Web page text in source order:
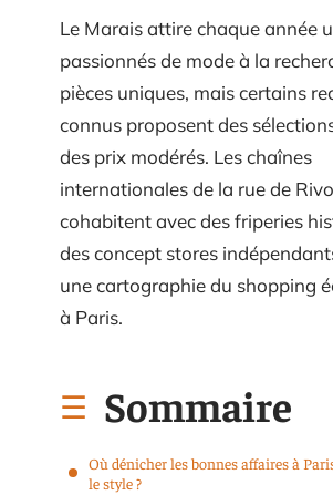
Le Marais attire chaque année
passionnés de mode à la
pièces uniques, mais certains
connus proposent des
des prix modérés. Les chaînes
internationales de la rue de
cohabitent avec des friperies
des concept stores
une cartographie du shopping
à Paris.
Sommaire
Où dénicher les bonnes affaires à
le style ?